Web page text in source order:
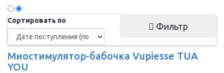
Сортировать по
Фильтр
Миостимулятор-бабочка Vupiesse TUA
YOU